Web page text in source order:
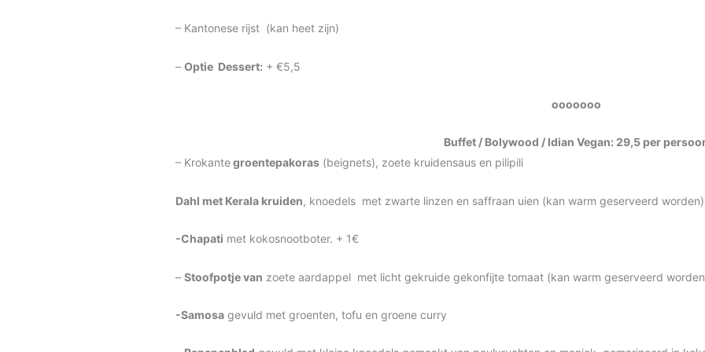
– Kantonese rijst (kan heet zijn)
– Optie Dessert: + €5,5
ooooooo
Buffet / Bolywood / Idian Vegan: 29,5per
– Krokantegroentepakoras(beignets), zoete kruidensaus en pilipili
Dahl met Kerala kruiden, knoedels met zwarte linzen en saffraan uien (kan warm geserveerd worden)
-Chapati met kokosnootboter. + 1€
– Stoofpotje van zoete aardappel met licht gekruide gekonfijte tomaat (kan warm geserveerd
-Samosagevuld met groenten, tofu en groene curry